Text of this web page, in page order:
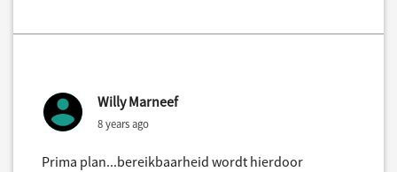
Willy Marneef
8 years ago
Prima plan...bereikbaarheid wordt hierdoor